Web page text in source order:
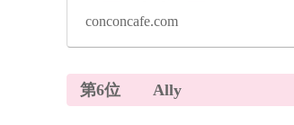
conconcafe.com
第6位 Ally